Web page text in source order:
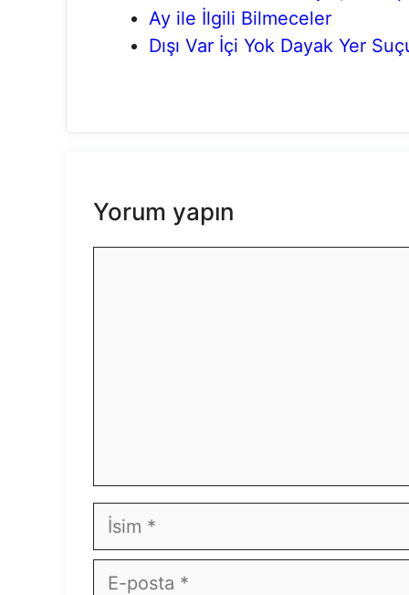
Ay ile İlgili Bilmeceler
Dışı Var İçi Yok Dayak Yer
Yorum yapın
İsim
E-